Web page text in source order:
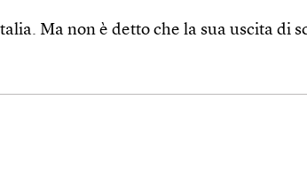
Ma non è detto che la sua uscita di